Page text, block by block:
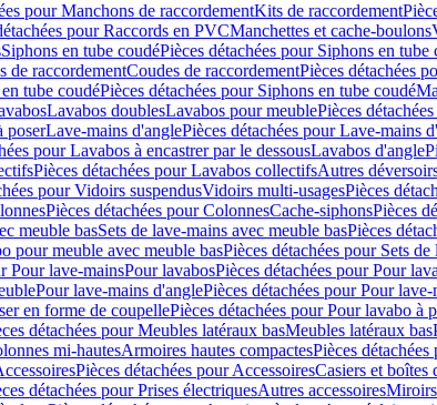
pour Manchons de raccordementKits de raccordement
pour Raccords en PVCManchettes et cache-boulons
Siphons en tube coudéPièces détachées pour Siphons en tube
de raccordementCoudes de raccordementPièces détachées
tube coudéPièces détachées pour Siphons en tube coudé
Lavabos doublesLavabos pour meublePièces
poserLave-mains d'anglePièces détachées pour Lave-mains
pour Lavabos à encastrer par le dessousLavabos d'angle
Pièces détachées pour Lavabos collectifsAutres
pour Vidoirs suspendusVidoirs multi-usagesPièces
Pièces détachées pour ColonnesCache-siphonsPièces
meuble basSets de lave-mains avec meuble basPièces
pour meuble avec meuble basPièces détachées pour Sets
Pour lave-mainsPour lavabosPièces détachées pour Pour
Pour lave-mains d'anglePièces détachées pour Pour
en forme de coupellePièces détachées pour Pour lavabo à
détachées pour Meubles latéraux basMeubles latéraux bas
mi-hautesArmoires hautes compactesPièces
Pièces détachées pour AccessoiresCasiers et boîtes
détachées pour Prises électriquesAutres accessoiresMiroirs